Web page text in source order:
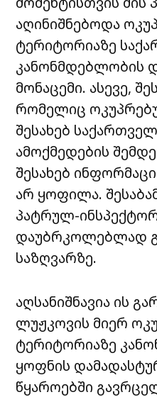
აღინიშნებოდა
ტერიტორიაზე
კანონმდებლობის
მონაცემი. ასევე,
რომელიც
შესახებ
ამოქმედების
შესახებ
არ ყოფილა.
პატრულ-
დაუბრკოლებლად
საზღვარზე.
აღსანიშნავია ის
ლუჟკოვის მიერ
ტერიტორიაზე
ყოფნის
წყაროებში